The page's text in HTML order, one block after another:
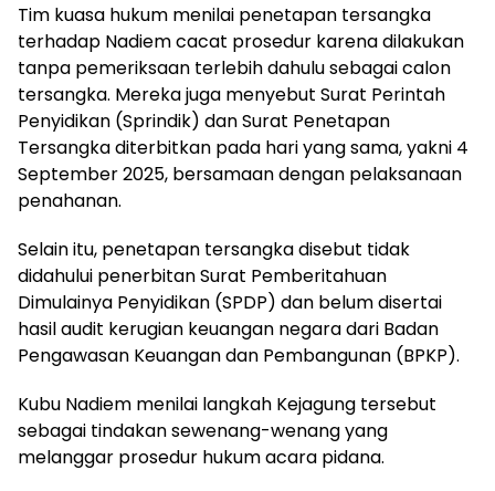
Tim kuasa hukum menilai penetapan tersangka
terhadap Nadiem cacat prosedur karena dilakukan
tanpa pemeriksaan terlebih dahulu sebagai calon
tersangka. Mereka juga menyebut Surat Perintah
Penyidikan (Sprindik) dan Surat Penetapan
Tersangka diterbitkan pada hari yang sama, yakni 4
September 2025, bersamaan dengan pelaksanaan
penahanan.
Selain itu, penetapan tersangka disebut tidak
didahului penerbitan Surat Pemberitahuan
Dimulainya Penyidikan (SPDP) dan belum disertai
hasil audit kerugian keuangan negara dari Badan
Pengawasan Keuangan dan Pembangunan (BPKP).
Kubu Nadiem menilai langkah Kejagung tersebut
sebagai tindakan sewenang-wenang yang
melanggar prosedur hukum acara pidana.